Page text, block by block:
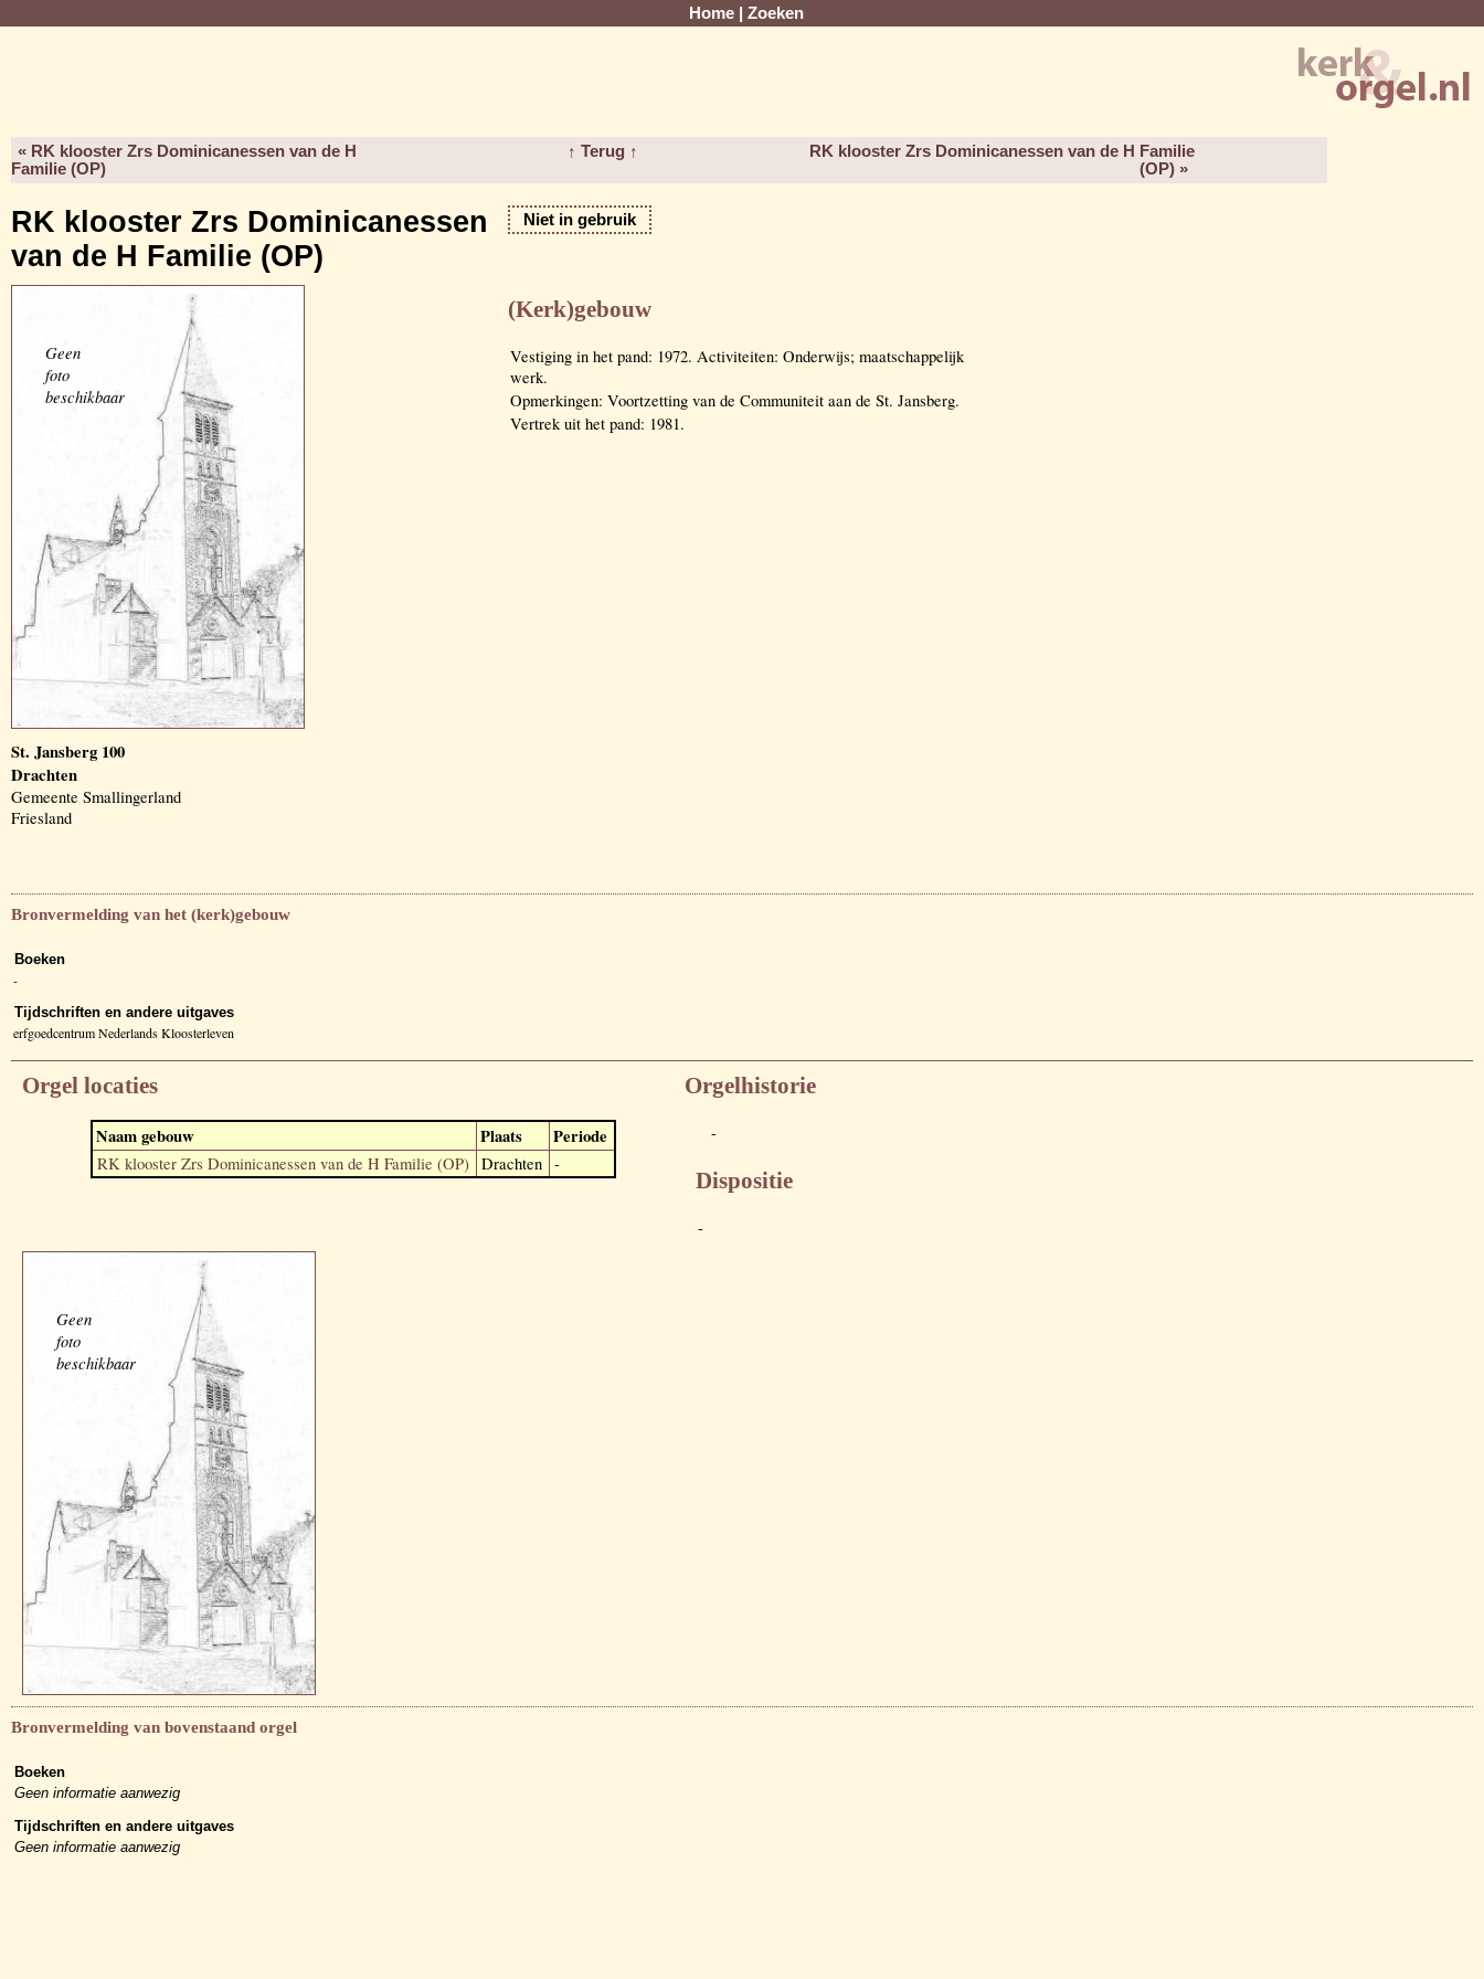
Home Zoeken
« RK klooster Zrs Dominicanessen van de H
Familie (OP)
↑ Terug ↑
RK klooster Zrs Dominicanessen van de H Familie
(OP) »
RK klooster Zrs Dominicanessen
van de H Familie (OP)
Niet in gebruik
Geen
foto
beschikbaar
St. Jansberg 100
Drachten
Gemeente Smallingerland
Friesland
(Kerk)gebouw
Vestiging in het pand: 1972. Activiteiten: Onderwijs; maatschappelijk
werk.
Opmerkingen: Voortzetting van de Communiteit aan de St. Jansberg.
Vertrek uit het pand: 1981.
Bronvermelding van het (kerk)gebouw
Boeken
-
Tijdschriften en andere uitgaves
erfgoedcentrum Nederlands Kloosterleven
Orgel locaties
Naam gebouw Plaats Periode
RK klooster Zrs Dominicanessen van de H Familie (OP) Drachten -
Orgelhistorie
-
Dispositie
-
Geen
foto
beschikbaar
Bronvermelding van bovenstaand orgel
Boeken
Geen informatie aanwezig
Tijdschriften en andere uitgaves
Geen informatie aanwezig